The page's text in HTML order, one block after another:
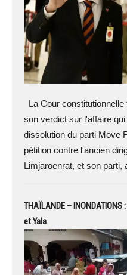
La Cour
son verdict sur l'affaire
dissolution du parti Move
pétition contre l'ancien
Limjaroenrat, et son
THAÏLANDE –
et Yala